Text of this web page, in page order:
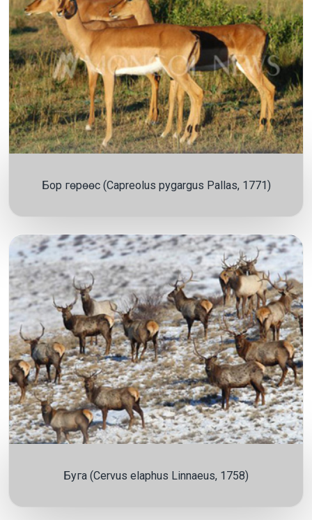
Бор гөрөөс (Capreolus pygargus Pallas, 1771)
Буга (Cervus elaphus Linnaeus, 1758)